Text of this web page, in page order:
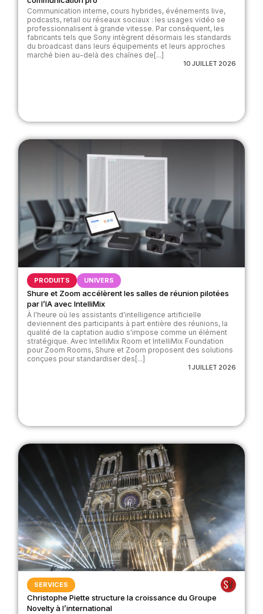
Communication interne, cours hybrides, événements live,
podcasts, retail ou réseaux sociaux : les usages vidéo se
professionnalisent à grande vitesse. Par conséquent, les
fabricants tels que Sony intègrent désormais les standards
du broadcast dans leurs équipements et leurs approches
marché bien au-delà des chaînes de[...]
10 JUILLET 2026
PRODUITS UNIVERS
Shure et Zoom accélèrent les salles de réunion pilotées
par l’IA avec IntelliMix
À l'heure où les assistants d'intelligence artificielle
deviennent des participants à part entière des réunions, la
qualité de la captation audio s'impose comme un élément
stratégique. Avec IntelliMix Room et IntelliMix Foundation
pour Zoom Rooms, Shure et Zoom proposent des solutions
conçues pour standardiser des[...]
1 JUILLET 2026
SERVICES
Christophe Piette structure la croissance du Groupe
Novelty à l’international